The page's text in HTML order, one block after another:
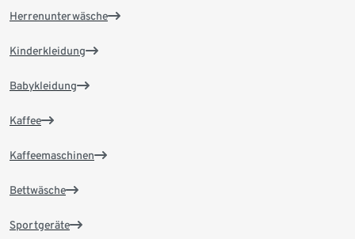
Herrenunterwäsche
Kinderkleidung
Babykleidung
Kaffee
Kaffeemaschinen
Bettwäsche
Sportgeräte